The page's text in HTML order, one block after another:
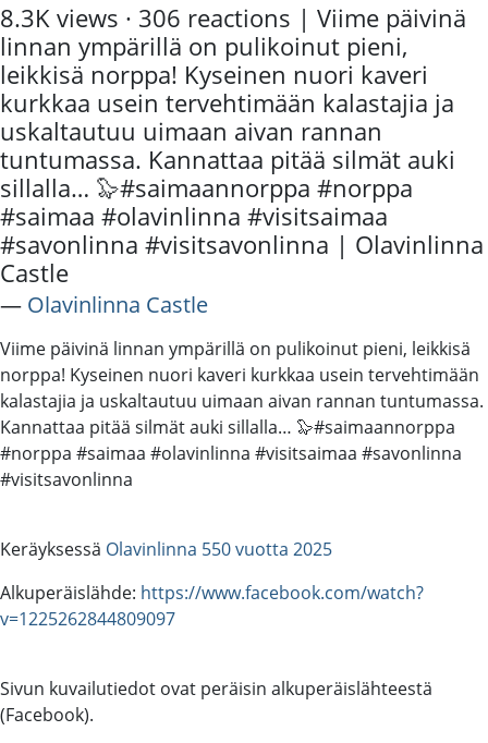
8.3K views · 306 reactions | Viime päivinä
linnan ympärillä on pulikoinut pieni,
leikkisä norppa! Kyseinen nuori kaveri
kurkkaa usein tervehtimään kalastajia ja
uskaltautuu uimaan aivan rannan
tuntumassa. Kannattaa pitää silmät auki
sillalla… 🦭#saimaannorppa #norppa
#saimaa #olavinlinna #visitsaimaa
#savonlinna #visitsavonlinna | Olavinlinna
Castle
― Olavinlinna Castle
Viime päivinä linnan ympärillä on pulikoinut pieni, leikkisä
norppa! Kyseinen nuori kaveri kurkkaa usein tervehtimään
kalastajia ja uskaltautuu uimaan aivan rannan tuntumassa.
Kannattaa pitää silmät auki sillalla… 🦭#saimaannorppa
#norppa #saimaa #olavinlinna #visitsaimaa #savonlinna
#visitsavonlinna
Keräyksessä Olavinlinna 550 vuotta 2025
Alkuperäislähde: https://www.facebook.com/watch?
v=1225262844809097
Sivun kuvailutiedot ovat peräisin alkuperäislähteestä
(Facebook).